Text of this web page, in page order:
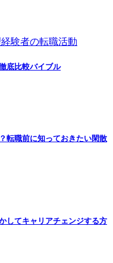
験者の転職活動
底比較バイブル
転職前に知っておきたい閑散
してキャリアチェンジする方